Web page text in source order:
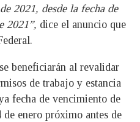
2021, desde la fecha de
2021”, dice el anuncio que
beneficiarán al revalidar
de trabajo y estancia
fecha de vencimiento de
enero próximo antes de